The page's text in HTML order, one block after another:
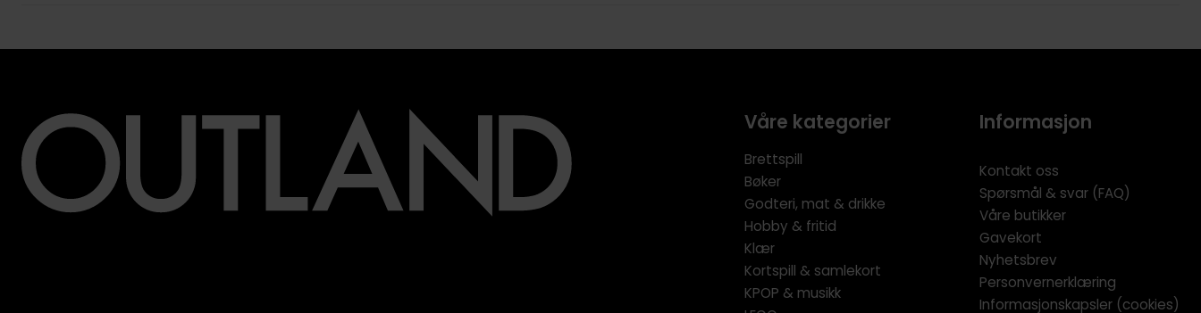
Våre kategorier
Brettspill
Bøker
Godteri, mat & drikke
Hobby & fritid
Klær
Kortspill & samlekort
KPOP & musikk
Informasjon
Kontakt oss
Spørsmål & svar (FAQ)
Våre butikker
Gavekort
Nyhetsbrev
Personvernerklæring
Informasjonskapsler (cookies)